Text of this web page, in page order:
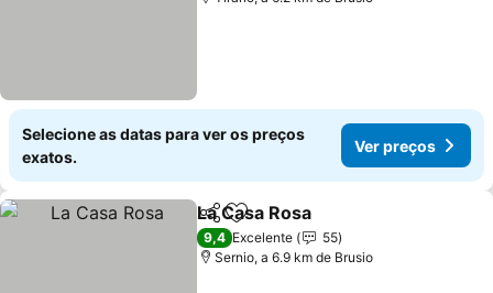
Selecione as datas para ver os preços
exatos.
Ver preços
PartilharAdicionar aos favoritos
La Casa Rosa
9,4 Excelente
55
Sernio, a 6.9 km de Brusio